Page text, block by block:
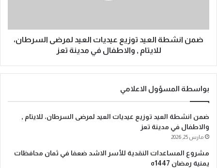
ضمن انشطة العيد توزيع عيديات العيد لمرضى السرطان،
للايتام , والاطفال في مدينة تعز
بواسطة المسؤول الاعلامي
ضمن انشطة العيد توزيع عيديات العيد لمرضى السرطان، للايتام ,
والاطفال في مدينة تعز
مارس 25, 2026
مشروع المساعدات النقدية للأسر الاشد ضعفا في ثمان محافظات
يمنية رمضان 1447ه